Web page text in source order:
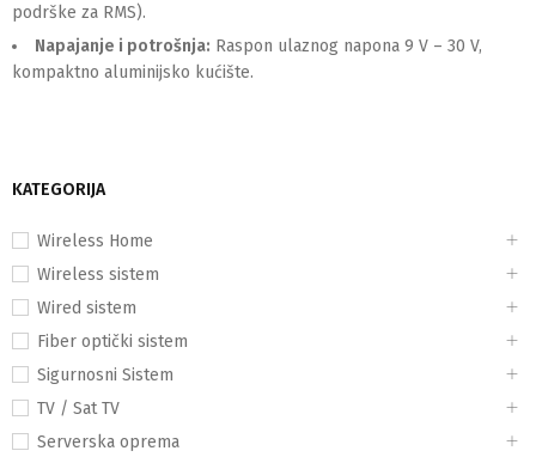
KATEGORIJA
Wireless Home
Wireless sistem
Wired sistem
Fiber optički sistem
Sigurnosni Sistem
TV / Sat TV
Serverska oprema
podrške za RMS).
Napajanje i potrošnja: Raspon ulaznog napona 9 V – 30 V,
kompaktno aluminijsko kućište.